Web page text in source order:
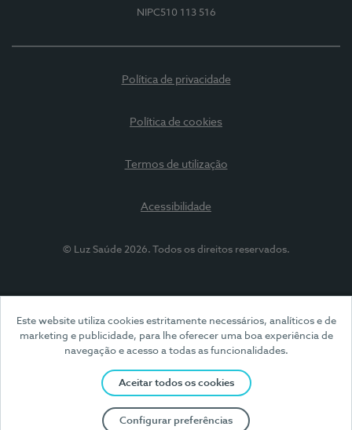
Este website utiliza cookies estritamente necessários, analíticos e de
marketing e publicidade, para lhe oferecer uma boa experiência de
navegação e acesso a todas as funcionalidades.
Aceitar todos os cookies
Configurar preferências
NIPC510 113 516
Política de privacidade
Política de cookies
Termos de utilização
Acessibilidade
© Luz Saúde 2026. Todos os direitos reservados.